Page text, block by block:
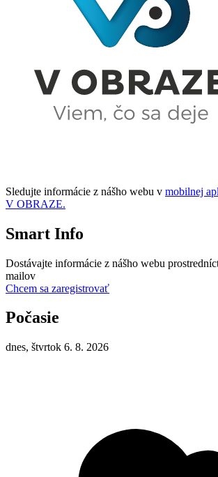
Sledujte informácie z nášho webu v mobilnej
V OBRAZE.
Smart Info
Dostávajte informácie z nášho webu
mailov
Chcem sa zaregistrovať
Počasie
dnes, štvrtok 6. 8. 2026